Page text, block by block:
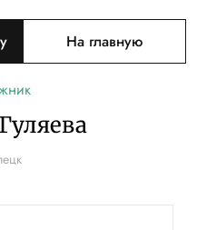
На главную